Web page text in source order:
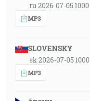
ru 2026-07-05 1000
MP3
SLOVENSKY
sk 2026-07-05 1000
MP3